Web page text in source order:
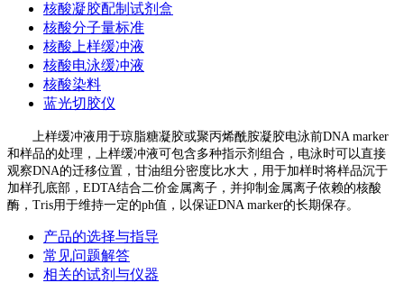
核酸凝胶配制试剂盒
核酸分子量标准
核酸上样缓冲液
核酸电泳缓冲液
核酸染料
蓝光切胶仪
上样缓冲液用于琼脂糖凝胶或聚丙烯酰胺凝胶电泳前DNA marker
和样品的处理，上样缓冲液可包含多种指示剂组合，电泳时可以直接
观察DNA的迁移位置，甘油组分密度比水大，用于加样时将样品沉于
加样孔底部，EDTA结合二价金属离子，并抑制金属离子依赖的核酸
酶，Tris用于维持一定的ph值，以保证DNA marker的长期保存。
产品的选择与指导
常见问题解答
相关的试剂与仪器